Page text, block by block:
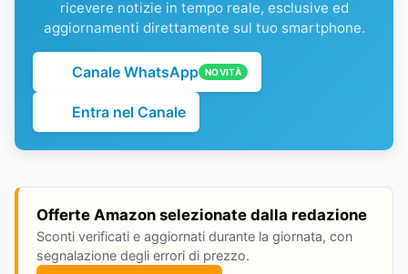
ricevere notizie in tempo reale, esclusive ed
aggiornamenti direttamente sul tuo smartphone.
Canale WhatsApp NOVITÀ
Entra nel Canale
Offerte Amazon selezionate dalla redazione
Sconti verificati e aggiornati durante la giornata, con
segnalazione degli errori di prezzo.